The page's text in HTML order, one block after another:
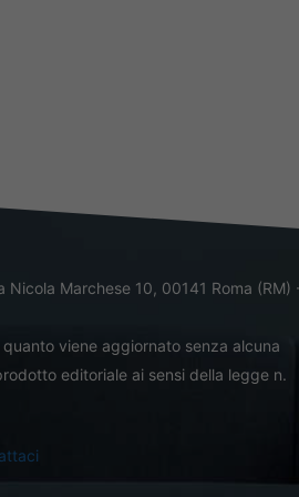
Marchese 10, 00141 Roma (RM)
viene aggiornato senza alcuna
editoriale ai sensi della legge n.